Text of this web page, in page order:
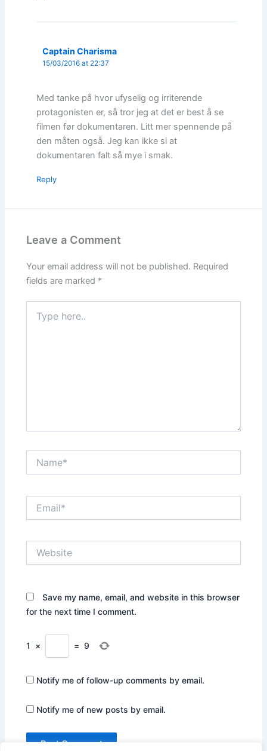
Captain Charisma
15/03/2016 at 22:37
Med tanke på hvor ufyselig og irriterende
protagonisten er, så tror jeg at det er best å se
filmen før dokumentaren. Litt mer spennende på
den måten også. Jeg kan ikke si at
dokumentaren falt så mye i smak.
Reply
Leave a Comment
Your email address will not be published. Required
fields are marked *
here..
Save my name, email, and website in this browser
for the next time I comment.
1 × = 9
Notify me of follow-up comments by email.
Notify me of new posts by email.